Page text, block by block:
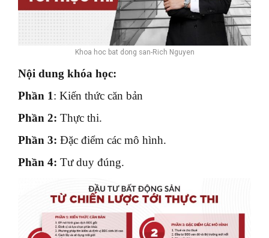
Khoa hoc bat dong san-Rich Nguyen
Nội dung khóa học:
Phần 1: Kiến thức căn bản
Phần 2: Thực thi.
Phần 3: Đặc điểm các mô hình.
Phần 4: Tư duy đúng.